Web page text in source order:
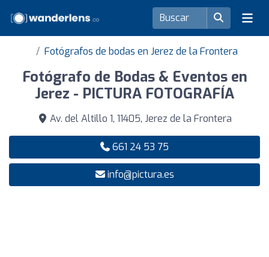
Fotógrafos de bodas en Jerez de la Frontera
Fotógrafo de Bodas & Eventos en
Jerez - PICTURA FOTOGRAFÍA
Av. del Altillo 1, 11405, Jerez de la Frontera
661 24 53 75
info@pictura.es